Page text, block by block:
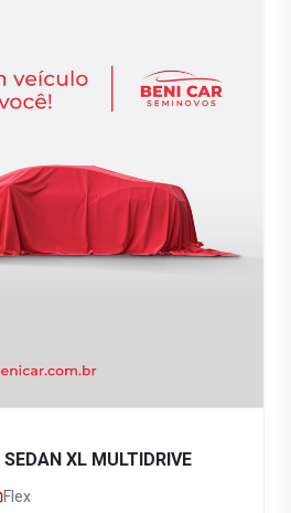
XL MULTIDRIVE
Flex